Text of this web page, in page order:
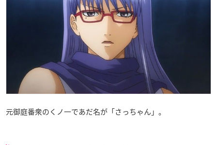
元御庭番衆のくノ一であだ名が「さっちゃん」。